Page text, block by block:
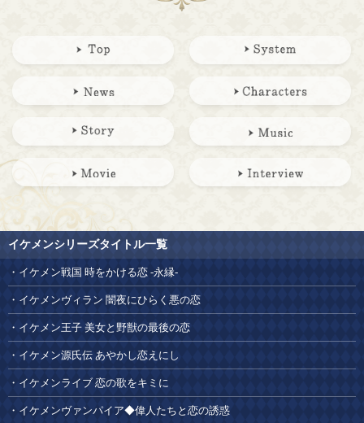
イケメンシリーズタイトル一覧
イケメン戦国 時をかける恋 -永縁-
イケメンヴィラン 闇夜にひらく悪の恋
イケメン王子 美女と野獣の最後の恋
イケメン源氏伝 あやかし恋えにし
イケメンライブ 恋の歌をキミに
イケメンヴァンパイア◆偉人たちと恋の誘惑